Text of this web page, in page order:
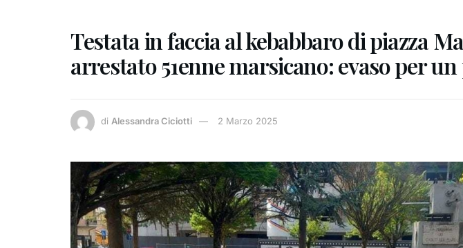
Testata in faccia al kebabbaro di piazza
arrestato 51enne marsicano: evaso per
di Alessandra Ciciotti 2 Marzo 2025